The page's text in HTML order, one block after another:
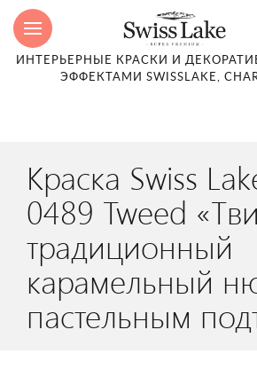
ИНТЕРЬЕРНЫЕ КРАСКИ И
ЭФФЕКТАМИ SWISSLAKE,
Краска Swiss
0489 Tweed
традиционный
карамельный
пастельным